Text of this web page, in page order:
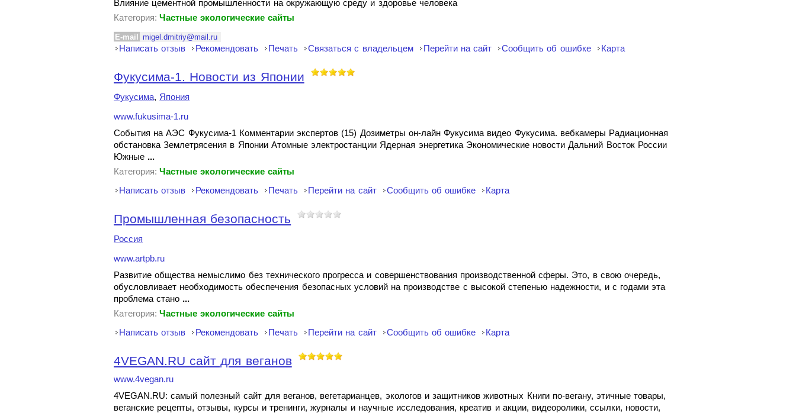
Влияние цементной промышленности на окружающую среду и здоровье человека
Категория: Частные экологические сайты
E-mail migel.dmitriy@mail.ru
Написать отзыв Рекомендовать Печать Связаться с владельцем Перейти на сайт Сообщить об ошибке Карта
Фукусима-1. Новости из Японии
Фукусима, Япония
www.fukusima-1.ru
События на АЭС Фукусима-1 Комментарии экспертов (15) Дозиметры он-лайн Фукусима видео Фукусима. вебкамеры Радиационная
обстановка Землетрясения в Японии Атомные электростанции Ядерная энергетика Экономические новости Дальний Восток России
Южные ...
Категория: Частные экологические сайты
Написать отзыв
Рекомендовать Печать Перейти на сайт Сообщить об ошибке Карта
Промышленная безопасность
Россия
www.artpb.ru
Развитие общества немыслимо без технического прогресса и совершенствования производственной сферы. Это, в свою очередь,
обусловливает необходимость обеспечения безопасных условий на производстве с высокой степенью надежности, и с годами эта
проблема стано ...
Категория: Частные экологические сайты
Написать отзыв
Рекомендовать Печать Перейти на сайт Сообщить об ошибке Карта
4VEGAN.RU сайт для веганов
www.4vegan.ru
4VEGAN.RU: самый полезный сайт для веганов, вегетарианцев, экологов и защитников животных Книги по-вегану, этичные товары,
веганские рецепты, отзывы, курсы и тренинги, журналы и научные исследования, креатив и акции, видеоролики, ссылки, новости,